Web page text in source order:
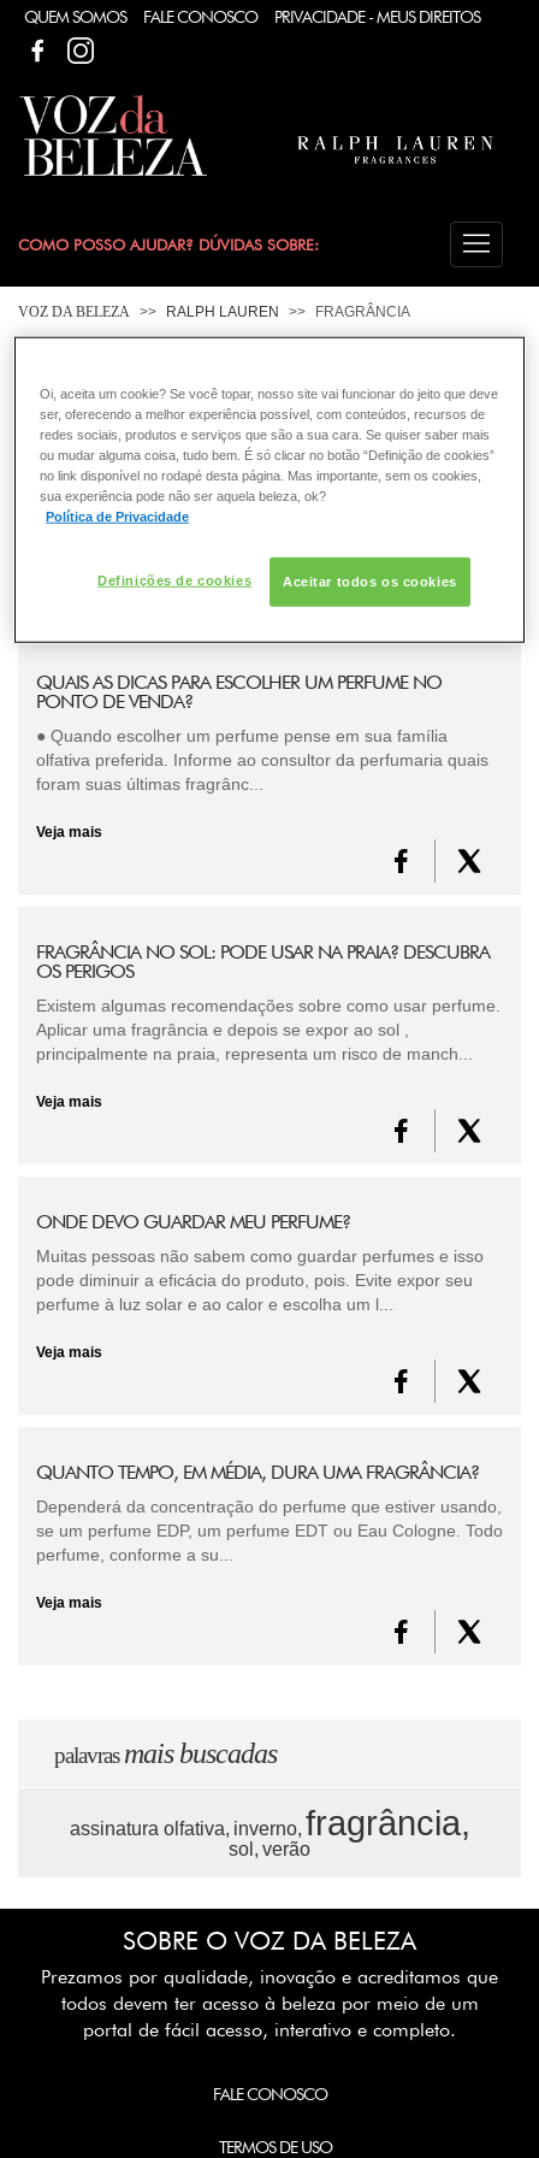
QUEM SOMOS FALE CONOSCO
PRIVACIDADE - MEUS DIREITOS
FACEBOOK
COMO POSSO AJUDAR? DÚVIDAS SOBRE:
FRAGRÂNCIA
VOZ DA BELEZA RALPH LAUREN FRAGRÂNCIA
QUAIS AS DICAS PARA ESCOLHER UM PERFUME NO
PONTO DE VENDA?
● Quando escolher um perfume pense em sua família
olfativa preferida. Informe ao consultor da perfumaria quais
foram suas últimas fragrânc...
Veja mais
FRAGRÂNCIA NO SOL: PODE USAR NA PRAIA? DESCUBRA
OS PERIGOS
Existem algumas recomendações sobre como usar perfume.
Aplicar uma fragrância e depois se expor ao sol ,
principalmente na praia, representa um risco de manch...
Veja mais
ONDE DEVO GUARDAR MEU PERFUME?
Muitas pessoas não sabem como guardar perfumes e isso
pode diminuir a eficácia do produto, pois. Evite expor seu
perfume à luz solar e ao calor e escolha um l...
Veja mais
QUANTO TEMPO, EM MÉDIA, DURA UMA FRAGRÂNCIA?
Dependerá da concentração do perfume que estiver usando,
se um perfume EDP, um perfume EDT ou Eau Cologne. Todo
perfume, conforme a su...
Veja mais
palavrasmais buscadas
assinatura olfativa, inverno, fragrância,
sol, verão
SOBRE O VOZ DA BELEZA
Prezamos por qualidade, inovação e acreditamos que
todos devem ter acesso à beleza por meio de um
portal de fácil acesso, interativo e completo.
FALE CONOSCO
TERMOS DE USO
Oi, aceita um cookie? Se você topar, nosso site vai funcionar do jeito que deve
ser, oferecendo a melhor experiência possível, com conteúdos, recursos de
redes sociais, produtos e serviços que são a sua cara. Se quiser saber mais
ou mudar alguma coisa, tudo bem. É só clicar no botão “Definição de cookies”
no link disponível no rodapé desta página. Mas importante, sem os cookies,
sua experiência pode não ser aquela beleza, ok?
Política de Privacidade
Definições de cookies Aceitar todos os cookies